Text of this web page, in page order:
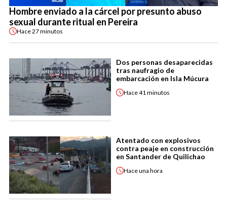
Hombre enviado a la cárcel por presunto abuso
sexual durante ritual en Pereira
Hace27 minutos
Dos personas desaparecidas
tras naufragio de
embarcación en Isla Múcura
Hace41 minutos
Atentado con explosivos
contra peaje en construcción
en Santander de Quilichao
Haceuna hora